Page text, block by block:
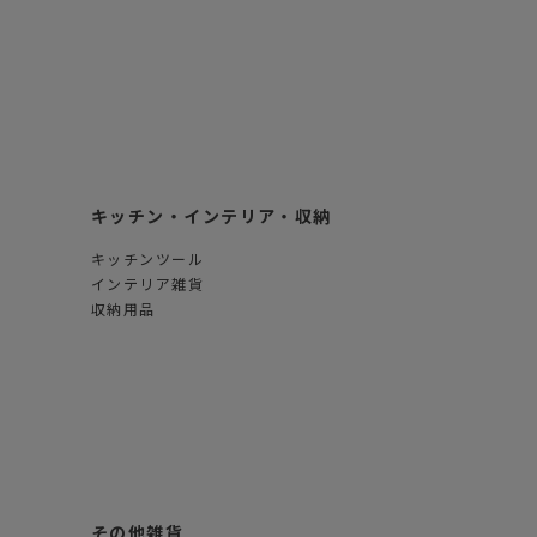
キッチン・インテリア・収納
キッチンツール
インテリア雑貨
収納用品
その他雑貨